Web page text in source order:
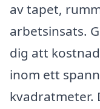
av tapet,
arbetsinsats.
dig att
inom ett
kvadratmeter.